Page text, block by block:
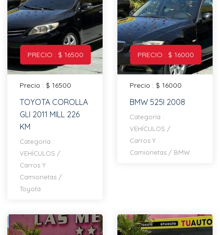
PRECIO : $ 16500
Precio : $ 16500
TOYOTA COROLLA
GLI 2011 MILL 226
KM
Categoría :
VEHÍCULOS /
Carros Y
Camionetas /
Toyota
PRECIO : $ 16000
Precio : $ 16000
BMW 525I 2008
Categoría :
VEHÍCULOS /
Carros Y
Camionetas / BMW